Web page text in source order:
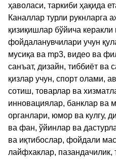
ҳаволаси, таркиби ҳақида
Каналлар турли рукнларга
қизиқишлар бўйича
фойдаланувчилари учун
мусиқа ва mp3, видео ва
санъат, дизайн, тиббиёт ва
қизлар учун, спорт олами,
сотиш, товарлар ва
инновациялар, банклар ва
органлари, юмор ва кулгу,
ва фан, ўйинлар ва
ва иқтибослар, фойдали
лайфхаклар, пазандачилик,